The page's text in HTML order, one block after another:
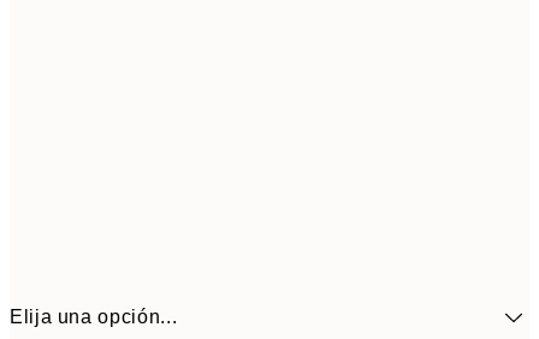
Elija una opción...